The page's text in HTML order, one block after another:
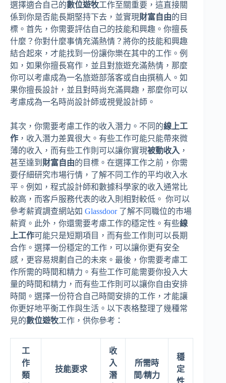
選擇適合自己的數位遊牧工作至關重要，這直接關
係到你是否能長期堅持下去，並實現財富自由的目
標。首先，你需要評估自己的技能和興趣。你擅長
什麼？你對什麼事情充滿熱情？將你的技能和興趣
結合起來，才能找到一份讓你樂在其中的工作。例
如，如果你擅長寫作，並且對旅遊充滿熱情，那麼
你可以考慮成為一名旅遊部落客或自由撰稿人。如
果你擅長設計，並且對時尚充滿興趣，那麼你可以
考慮成為一名時尚設計師或視覺設計師。
其次，你需要考慮工作的收入潛力。不同的線上工
作 ，收入潛力差異很大。有些工作可能只能帶來微
薄的收入，而有些工作則可以讓你實現被動收入 ，
甚至達到 財富自由的目標。在選擇工作之前，你需
要仔細研究市場行情，了解不同工作的平均收入水
平。例如，程式設計師和數據科學家的收入通常比
較高，而客戶服務代表的收入則相對較低。 你可以
參考薪資調查網站如 Glassdoor了解不同職位的市場
薪資。此外，你還需要考慮工作的穩定性。有些線
上工作可能只是短期項目，而有些工作則可以長期
合作。選擇一份穩定的工作，可以讓你更有安全
感，更容易規劃自己的未來。最後，你需要考慮工
作所需的時間和精力。有些工作可能需要你投入大
量的時間和精力，而有些工作則可以讓你自由安排
時間。選擇一份符合自己時間安排的工作，才能讓
你更好地平衡工作與生活。以下表格整理了幾種常
見的數位遊牧工作，供你參考：
工
作
類
技能要求
收
入
潛
所需時
間/精力
穩
定